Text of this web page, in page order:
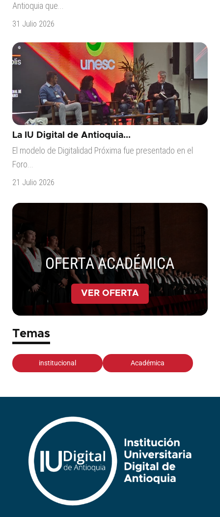
Antioquia que...
31 Julio 2026
La IU Digital de Antioquia...
El modelo de Digitalidad Próxima fue presentado en el
Foro...
21 Julio 2026
OFERTA ACADÉMICA
VER OFERTA
Temas
institucional Académica